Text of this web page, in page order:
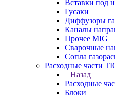
Вставки под
Гусаки
Диффузоры
Каналы
Прочее MIG
Сварочные
Сопла
Расходные части
Назад
Расходные
Блоки